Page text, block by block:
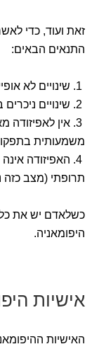
זאת ועוד, כדי
התנאים הבאים:
3. אין לאפיזודה
משמעותית
4. האפיזודה
תרופתי (מצב כזה
כשלאדם יש את כל
היפומאניה.
אישיות
האישיות